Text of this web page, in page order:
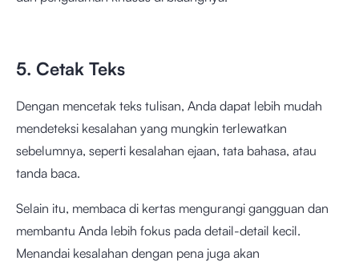
5. Cetak Teks
Dengan mencetak teks tulisan, Anda dapat lebih mudah
mendeteksi kesalahan yang mungkin terlewatkan
sebelumnya, seperti kesalahan ejaan, tata bahasa, atau
tanda baca.
Selain itu, membaca di kertas mengurangi gangguan dan
membantu Anda lebih fokus pada detail-detail kecil.
Menandai kesalahan dengan pena juga akan